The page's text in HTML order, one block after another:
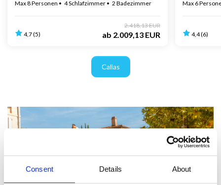
Consent Details About
Max 8 Personen 4 Schlafzimmer 2 Badezimmer
4,7 (5)
2.418,13 EUR
ab 2.009,13 EUR
Max 6
4,4 (6)
Callas